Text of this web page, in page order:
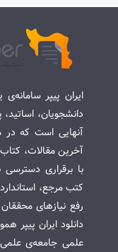
ایران پیپر
دانشجویان،
آنهایی است که در
آخرین مقالات،
با برقراری دسترسی
کتب مرجع،
رفع نیازهای
دانلود ایران پیپر
علمی جامعه‌ی